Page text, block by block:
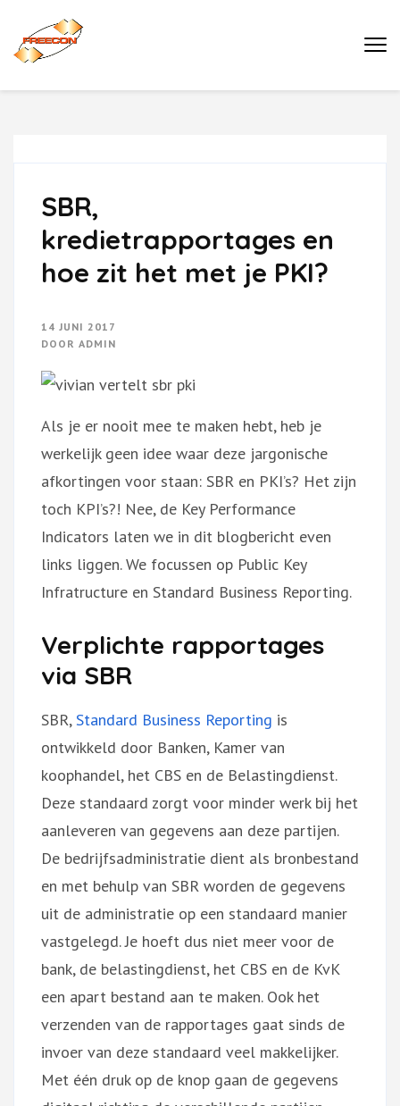
naar
inhoud
(druk
SBR,
kredietrapportages en
hoe zit het met je PKI?
14 JUNI 2017
DOOR ADMIN
Als je er nooit mee te maken hebt, heb je
werkelijk geen idee waar deze jargonische
afkortingen voor staan: SBR en PKI’s? Het zijn
toch KPI’s?! Nee, de Key Performance
Indicators laten we in dit blogbericht even
links liggen. We focussen op Public Key
Infratructure en Standard Business Reporting.
Verplichte rapportages
via SBR
SBR,Standard Business Reporting is
ontwikkeld door Banken, Kamer van
koophandel, het CBS en de Belastingdienst.
Deze standaard zorgt voor minder werk bij het
aanleveren van gegevens aan deze partijen.
De bedrijfsadministratie dient als bronbestand
en met behulp van SBR worden de gegevens
uit de administratie op een standaard manier
vastgelegd. Je hoeft dus niet meer voor de
bank, de belastingdienst, het CBS en de KvK
een apart bestand aan te maken. Ook het
verzenden van de rapportages gaat sinds de
invoer van deze standaard veel makkelijker.
Met één druk op de knop gaan de gegevens